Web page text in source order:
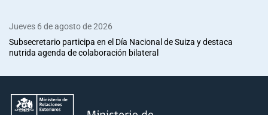
Jueves 6 de agosto de 2026
Subsecretario participa en el Día Nacional de Suiza y destaca
nutrida agenda de colaboración bilateral